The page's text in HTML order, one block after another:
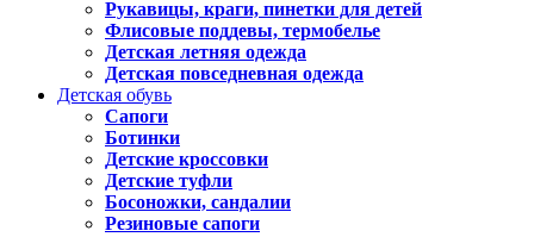
Рукавицы, краги, пинетки для детей
Флисовые поддевы, термобелье
Детская летняя одежда
Детская повседневная одежда
Детская обувь
Сапоги
Ботинки
Детские кроссовки
Детские туфли
Босоножки, сандалии
Резиновые сапоги